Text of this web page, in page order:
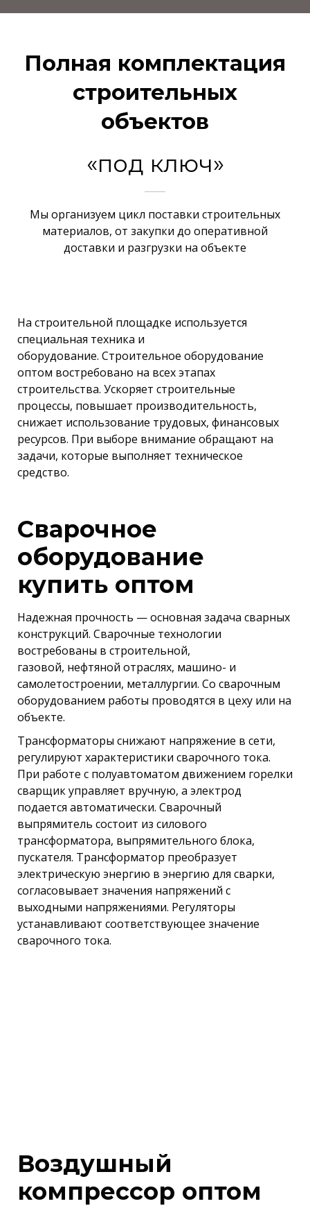
Полная комплектация
строительных
объектов
«под ключ»
Мы организуем цикл поставки строительных
материалов, от закупки до оперативной
доставки и разгрузки на объекте
На строительной площадке используется
специальная техника и
оборудование. Строительное оборудование
оптом востребовано на всех этапах
строительства. Ускоряет строительные
процессы, повышает производительность,
снижает использование трудовых, финансовых
ресурсов. При выборе внимание обращают на
задачи, которые выполняет техническое
средство.
Сварочное
оборудование
купить оптом
Надежная прочность — основная задача сварных
конструкций. Сварочные технологии
востребованы в строительной,
газовой, нефтяной отраслях, машино- и
самолетостроении, металлургии. Со сварочным
оборудованием работы проводятся в цеху или на
объекте.
Трансформаторы снижают напряжение в сети,
регулируют характеристики сварочного тока.
При работе с полуавтоматом движением горелки
сварщик управляет вручную, а электрод
подается автоматически. Сварочный
выпрямитель состоит из силового
трансформатора, выпрямительного блока,
пускателя. Трансформатор преобразует
электрическую энергию в энергию для сварки,
согласовывает значения напряжений с
выходными напряжениями. Регуляторы
устанавливают соответствующее значение
сварочного тока.
Воздушный
компрессор оптом